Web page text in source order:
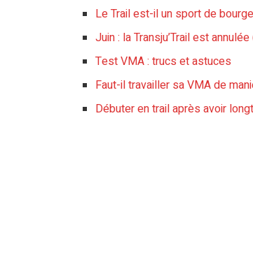
Le Trail est-il un sport de
Juin : la Transju’Trail est
Test VMA : trucs et astuces
Faut-il travailler sa VMA de
Débuter en trail après avoir